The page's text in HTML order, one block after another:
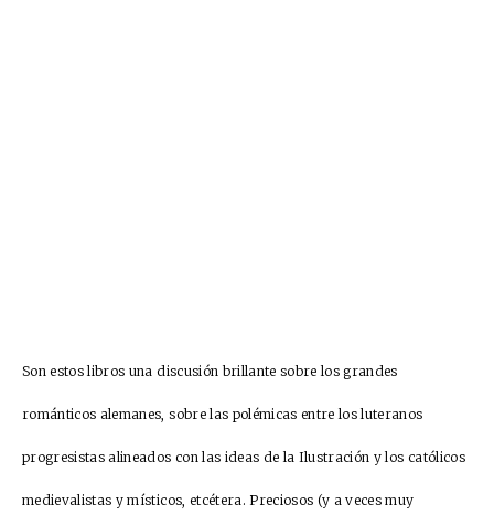
Son estos libros una discusión brillante sobre los grandes
románticos alemanes, sobre las polémicas entre los luteranos
progresistas alineados con las ideas de la Ilustración y los católicos
medievalistas y místicos, etcétera. Preciosos (y a veces muy